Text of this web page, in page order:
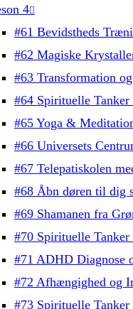
4
#61 Bevidstheds
#62 Magiske
#63 Transformation
#64 Spirituelle
#65 Yoga &
#66 Universets
#67 Telepatiskolen
#68 Åbn døren til dig
#69 Shamanen fra
#70 Spirituelle
#71 ADHD Diagnose
#72 Afhængighed og
#73 Spirituelle